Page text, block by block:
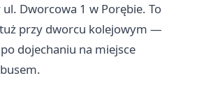
ul. Dworcowa 1 w Porębie. To
przy dworcu kolejowym —
dojechaniu na miejsce